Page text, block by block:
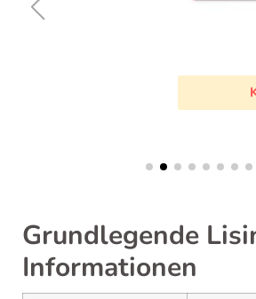
Grundlegende
Informationen